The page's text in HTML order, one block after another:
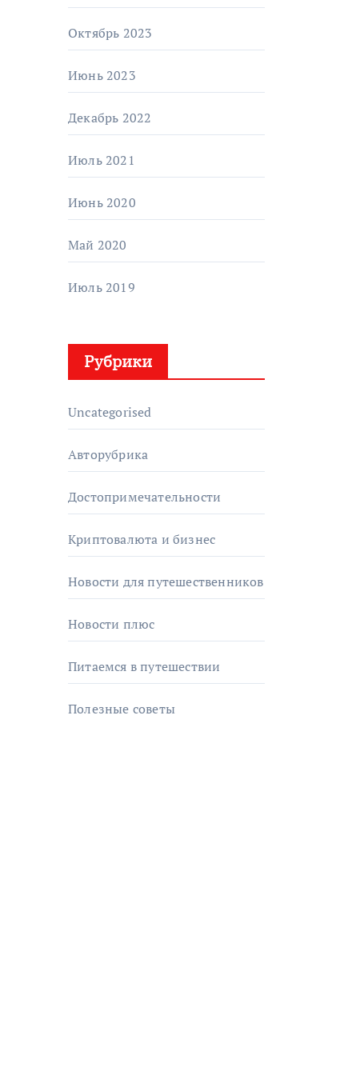
Октябрь 2023
Июнь 2023
Декабрь 2022
Июль 2021
Июнь 2020
Май 2020
Июль 2019
Рубрики
Uncategorised
Авторубрика
Достопримечательности
Криптовалюта и бизнес
Новости для путешественников
Новости плюс
Питаемся в путешествии
Полезные советы